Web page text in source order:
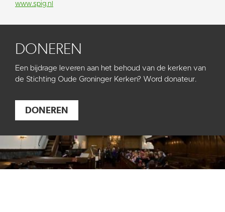
www.spig.nl
DONEREN
Een bijdrage leveren aan het behoud van de kerken van
de Stichting Oude Groninger Kerken? Word donateur.
DONEREN